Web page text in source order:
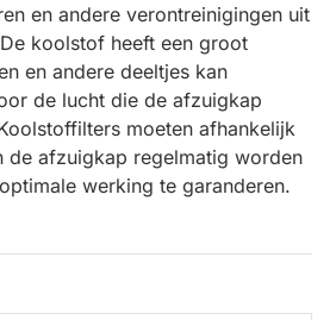
en andere verontreinigingen uit
koolstof heeft een groot
en andere deeltjes kan
de lucht die de afzuigkap
moeten afhankelijk
de afzuigkap regelmatig worden
werking te garanderen.